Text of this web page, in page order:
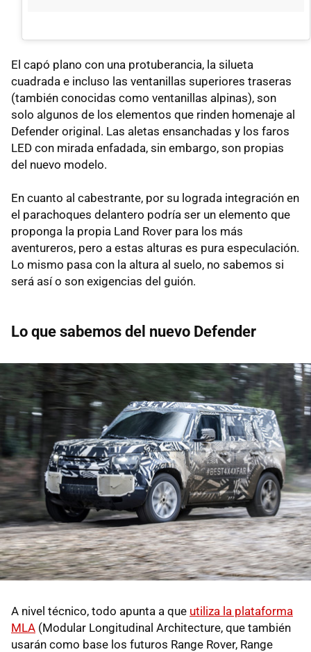
El capó plano con una protuberancia, la silueta
cuadrada e incluso las ventanillas superiores traseras
(también conocidas como ventanillas alpinas), son
solo algunos de los elementos que rinden homenaje al
Defender original. Las aletas ensanchadas y los faros
LED con mirada enfadada, sin embargo, son propias
del nuevo modelo.
En cuanto al cabestrante, por su lograda integración en
el parachoques delantero podría ser un elemento que
proponga la propia Land Rover para los más
aventureros, pero a estas alturas es pura especulación.
Lo mismo pasa con la altura al suelo, no sabemos si
será así o son exigencias del guión.
Lo que sabemos del nuevo Defender
A nivel técnico, todo apunta a que utiliza la plataforma
MLA (Modular Longitudinal Architecture, que también
usarán como base los futuros Range Rover, Range